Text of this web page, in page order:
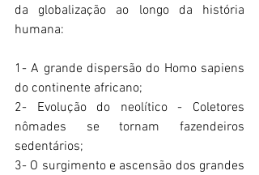
da globalização ao longo da história
humana:
1- A grande dispersão do Homo sapiens
do continente africano;
2- Evolução do neolítico - Coletores
nômades se tornam fazendeiros
sedentários;
3- O surgimento e ascensão dos grandes